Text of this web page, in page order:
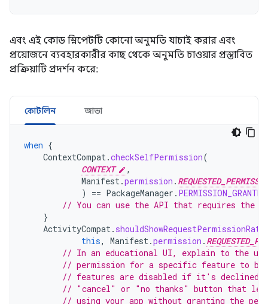
এবং এই কোড স্নিপেটটি কোনো অনুমতি যাচাই করার এবং
প্রয়োজনে ব্যবহারকারীর কাছ থেকে অনুমতি চাওয়ার প্রস্তাবিত
প্রক্রিয়াটি প্রদর্শন করে:
কোটলিন জাভা
when {
ContextCompat.checkSelfPermission(
CONTEXT
,
Manifest.permission .
)
== PackageManager . PERMISSION_GRANTED
// You can use the API that requires the
}
ActivityCompat.
this, Manifest.permission .
// In an educational UI, explain to the
// permission for a specific feature to
// features are disabled if it's
// "cancel" or "no thanks" button that
// using your app without granting the